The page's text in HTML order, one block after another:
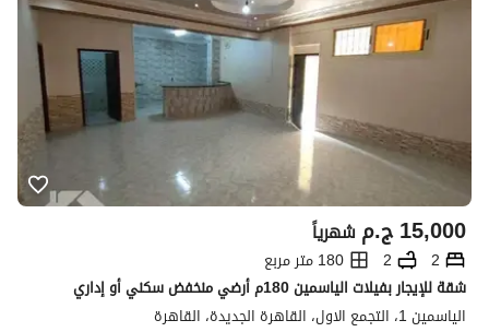
ج.م15,000 شهرياً
2
2
180 متر مربع
شقة للإيجار بفيلات الياسمين 180م أرضي منخفض سكني أو إداري
الياسمين 1، التجمع الاول، القاهرة الجديدة، القاهرة